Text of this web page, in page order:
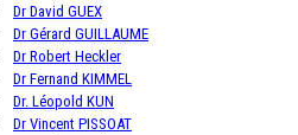
Dr David GUEX
Dr Gérard GUILLAUME
Dr Robert Heckler
Dr Fernand KIMMEL
Dr. Léopold KUN
Dr Vincent PISSOAT